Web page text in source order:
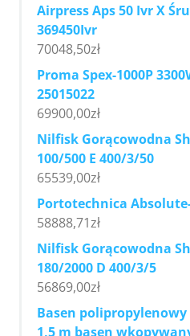
Airpress Aps 50 Ivr X
369450Ivr
70048,50zł
Proma Spex-1000P
25015022
69900,00zł
Nilfisk Gorącowodna
100/500 E 400/3/50
65539,00zł
Portotechnica Absolute-
58888,71zł
Nilfisk Gorącowodna
180/2000 D 400/3/5
56869,00zł
Basen polipropylenowy
1,5 m basen